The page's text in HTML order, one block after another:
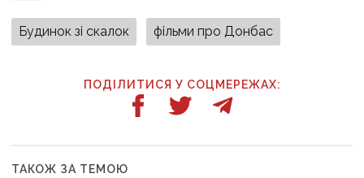
Будинок зі скалок фільми про Донбас
ПОДІЛИТИСЯ У СОЦМЕРЕЖАХ:
ТАКОЖ ЗА ТЕМОЮ